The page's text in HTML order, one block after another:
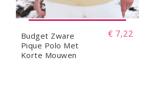
Budget Zware
Pique Polo Met
Korte Mouwen
€ 7,22